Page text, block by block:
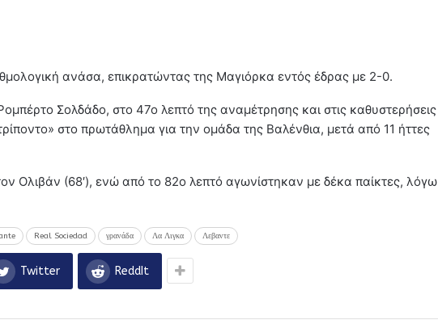
ανάσα, επικρατώντας της Μαγιόρκα εντός έδρας με 2-0.
Σολδάδο, στο 47ο λεπτό της αναμέτρησης και στις καθυστερήσεις
στο πρωτάθλημα για την ομάδα της Βαλένθια, μετά από 11 ήττες
Ολιβάν (68′), ενώ από το 82ο λεπτό αγωνίστηκαν με δέκα παίκτες, λόγω
Real Sociedad γρανάδα Λα Λιγκα Λεβαντε
Twitter ReddIt